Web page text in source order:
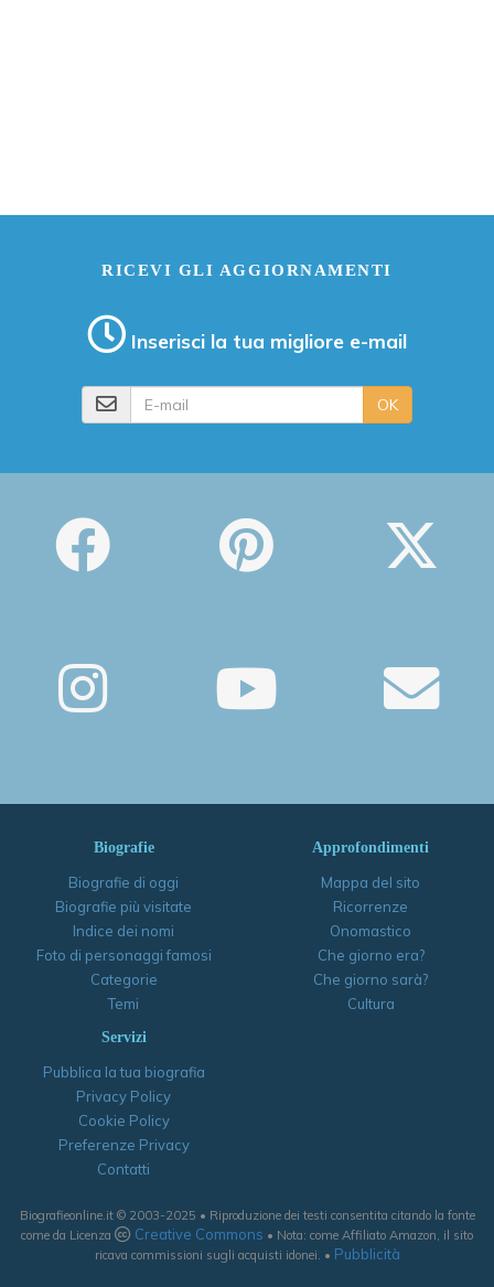
RICEVI GLI AGGIORNAMENTI
Inserisci la tua migliore e-mail
OK
Biografie
Biografie di oggi
Biografie più visitate
Indice dei nomi
Foto di personaggi famosi
Categorie
Temi
Approfondimenti
Mappa del sito
Ricorrenze
Onomastico
Che giorno era?
Che giorno sarà?
Cultura
Servizi
Pubblica la tua biografia
Privacy Policy
Cookie Policy
Preferenze Privacy
Contatti
Biografieonline.it © 2003-2025 • Riproduzione dei testi consentita citando la fonte
come da Licenza
Creative Commons • Nota: come Affiliato Amazon, il sito
ricava commissioni sugli acquisti idonei. • Pubblicità